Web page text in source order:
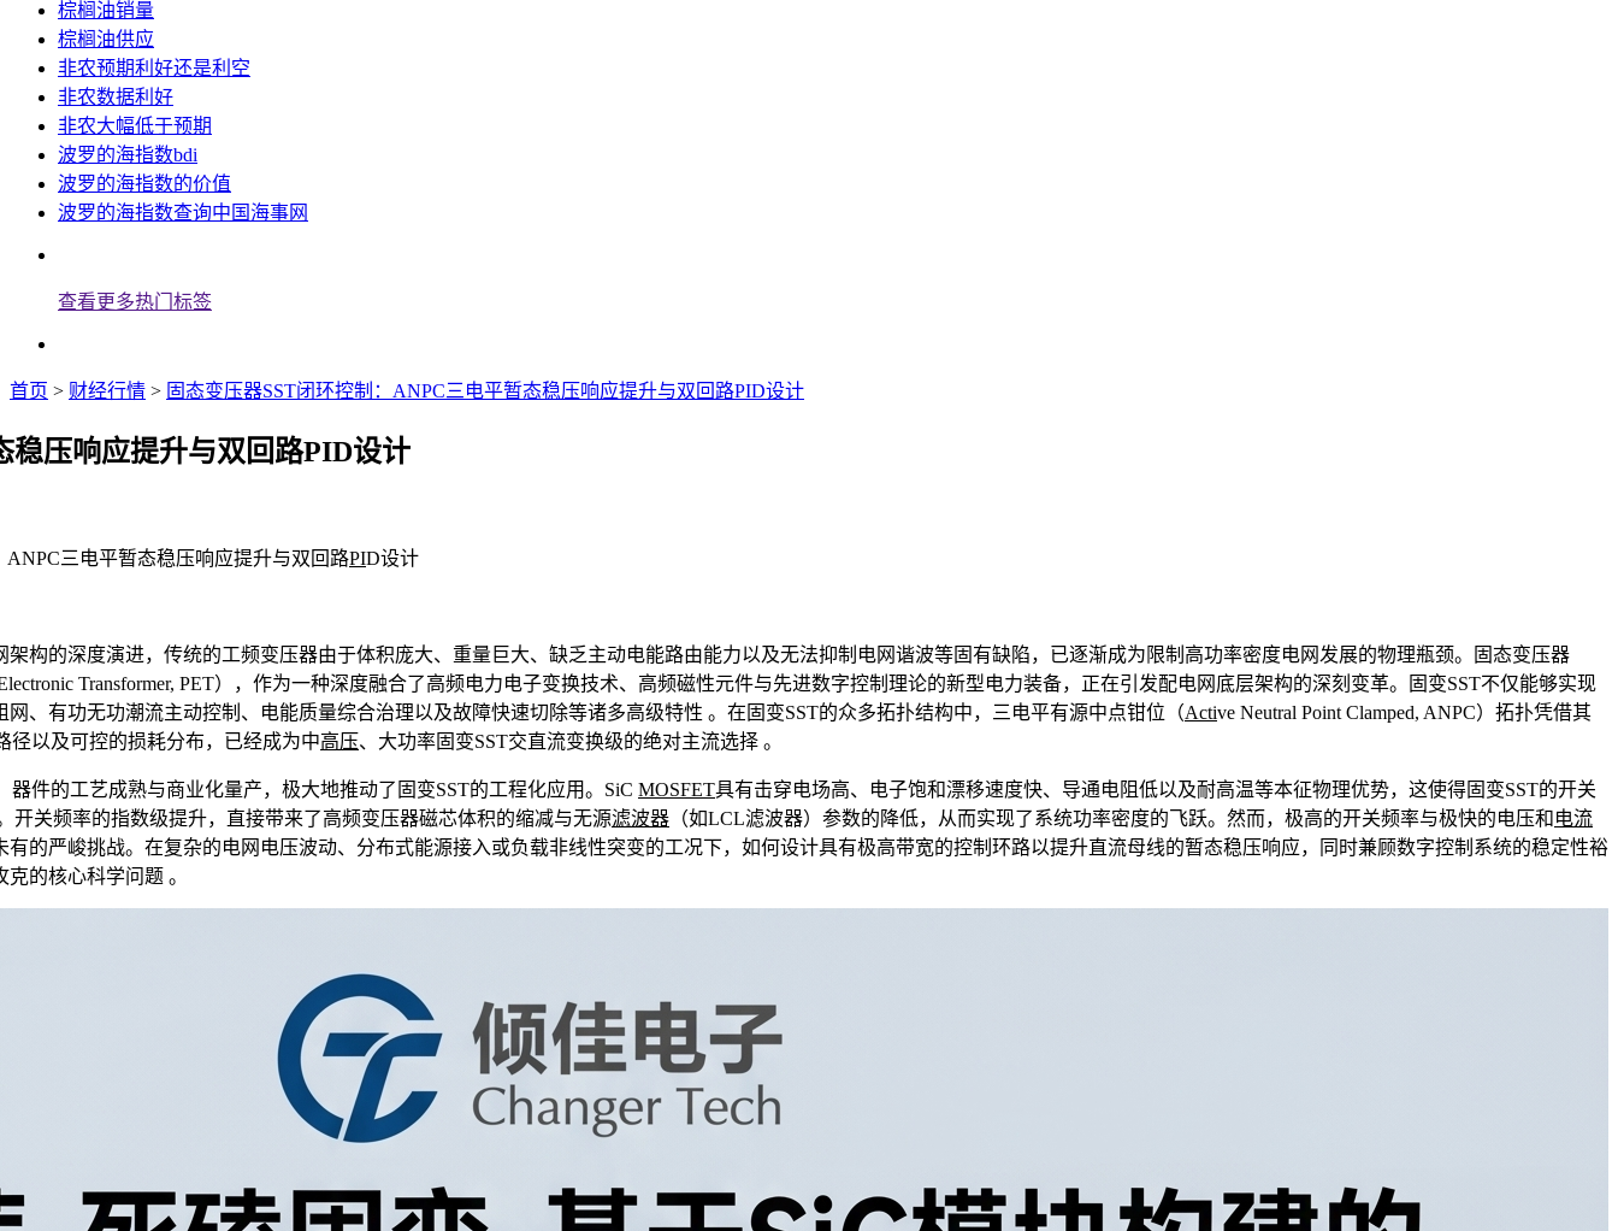
棕榈油销量
棕榈油供应
非农预期利好还是利空
非农数据利好
非农大幅低于预期
波罗的海指数bdi
波罗的海指数的价值
波罗的海指数查询中国海事网
查看更多热门标签
首页 > 财经行情 > 固态变压器SST闭环控制：ANPC三电平暂态稳压响应提升与双回路PID设计
稳压响应提升与双回路PID设计
三电平暂态稳压响应提升与双回路PID设计
构的深度演进，传统的工频变压器由于体积庞大、重量巨大、缺乏主动电能路由能力以及无法抑制电网谐波等固有缺陷，已逐渐成为限制高功率密度电网发展的物理瓶颈。固态变压器
Transformer, PET），作为一种深度融合了高频电力电子变换技术、高频磁性元件与先进数字控制理论的新型电力装备，正在引发配电网底层架构的深刻变革。固变SST不仅能够实现
、有功无功潮流主动控制、电能质量综合治理以及故障快速切除等诸多高级特性 。在固变SST的众多拓扑结构中，三电平有源中点钳位（Active Neutral Point Clamped, ANPC）拓扑凭借其
径以及可控的损耗分布，已经成为中高压、大功率固变SST交直流变换级的绝对主流选择 。
器件的工艺成熟与商业化量产，极大地推动了固变SST的工程化应用。SiC MOSFET具有击穿电场高、电子饱和漂移速度快、导通电阻低以及耐高温等本征物理优势，这使得固变SST的开关
关频率的指数级提升，直接带来了高频变压器磁芯体积的缩减与无源滤波器 （如LCL滤波器）参数的降低，从而实现了系统功率密度的飞跃。然而，极高的开关频率与极快的电压和 电流
有的严峻挑战。在复杂的电网电压波动、分布式能源接入或负载非线性突变的工况下，如何设计具有极高带宽的控制环路以提升直流母线的暂态稳压响应，同时兼顾数字控制系统的稳定性裕
的核心科学问题 。